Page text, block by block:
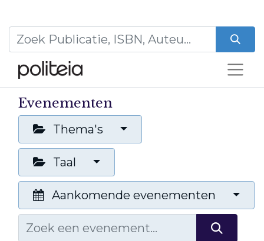
Evenementen
Thema's
Taal
Aankomende evenementen